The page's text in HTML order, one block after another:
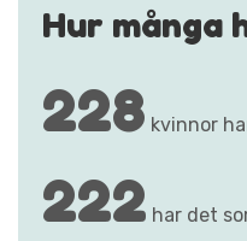
Hur många
228 kvinnor
222 har det